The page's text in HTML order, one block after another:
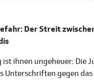
Der Streit
ihnen ungeheuer: Die
Unterschriften gegen